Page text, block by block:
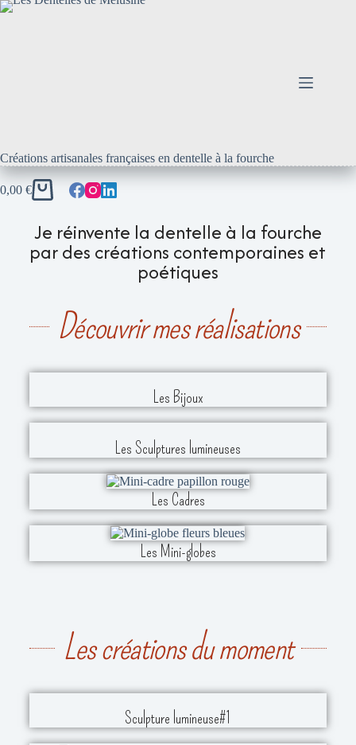
Créations artisanales françaises en dentelle à la fourche
0,00 €
Je réinvente la dentelle à la fourche
par des créations contemporaines et
poétiques
Découvrir mes réalisations
Les Bijoux
Les Sculptures lumineuses
Les Cadres
Les Mini-globes
Les créations du moment
Sculpture lumineuse#1